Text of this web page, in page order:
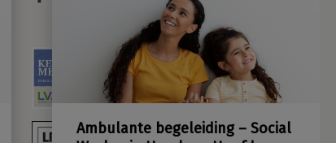
Ambulante begeleiding – Social
Worker in Haarlem, Hoofdorp,